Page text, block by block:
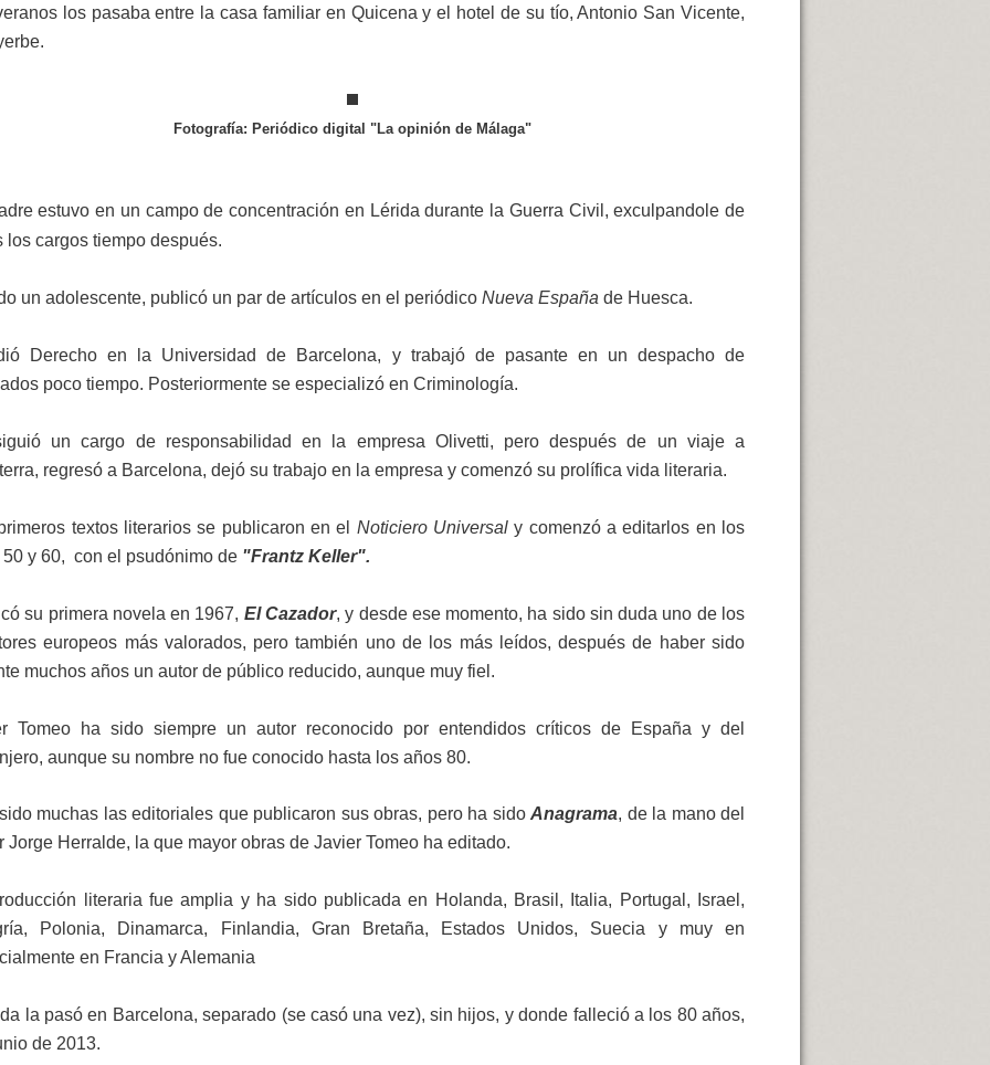
los pasaba entre la casa familiar en Quicena y el hotel de su tío, Antonio San Vicente,
Fotografía: Periódico digital "La opinión de Málaga"
estuvo en un campo de concentración en Lérida durante la Guerra Civil, exculpandole de
los cargos tiempo después.
un adolescente, publicó un par de artículos en el periódico Nueva España de Huesca.
Derecho en la Universidad de Barcelona, y trabajó de pasante en un despacho de
poco tiempo. Posteriormente se especializó en Criminología.
un cargo de responsabilidad en la empresa Olivetti, pero después de un viaje a
regresó a Barcelona, dejó su trabajo en la empresa y comenzó su prolífica vida literaria.
textos literarios se publicaron en el Noticiero Universaly comenzó a editarlos en los
50 y 60, con el psudónimo de "Frantz Keller".
su primera novela en 1967, El Cazador, y desde ese momento, ha sido sin duda uno de los
europeos más valorados, pero también uno de los más leídos, después de haber sido
muchos años un autor de público reducido, aunque muy fiel.
Tomeo ha sido siempre un autor reconocido por entendidos críticos de España y del
aunque su nombre no fue conocido hasta los años 80.
muchas las editoriales que publicaron sus obras, pero ha sido Anagrama, de la mano del
Jorge Herralde, la que mayor obras de Javier Tomeo ha editado.
literaria fue amplia y ha sido publicada en Holanda, Brasil, Italia, Portugal, Israel,
Polonia, Dinamarca, Finlandia, Gran Bretaña, Estados Unidos, Suecia y muy en
en Francia y Alemania
la pasó en Barcelona, separado (se casó una vez), sin hijos, y donde falleció a los 80 años,
de 2013.